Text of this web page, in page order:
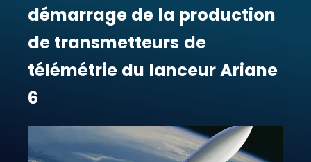
démarrage de la production
de transmetteurs de
télémétrie du lanceurAriane
6